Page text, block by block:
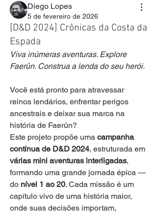
Diego Lopes
5 de fevereiro de 2026
[D&D 2024] Crônicas da Costa da
Espada
Viva inúmeras aventuras. Explore
Faerûn. Construa a lenda do seu herói.
Você está pronto para atravessar
reinos lendários, enfrentar perigos
ancestrais e deixar sua marca na
história de Faerûn?
Este projeto propõe uma campanha
contínua de D&D 2024
várias mini aventuras interligadas,
formando uma grande jornada épica —
do nível 1 ao 20. Cada missão é um
capítulo vivo de uma história maior,
onde suas decisões importam,